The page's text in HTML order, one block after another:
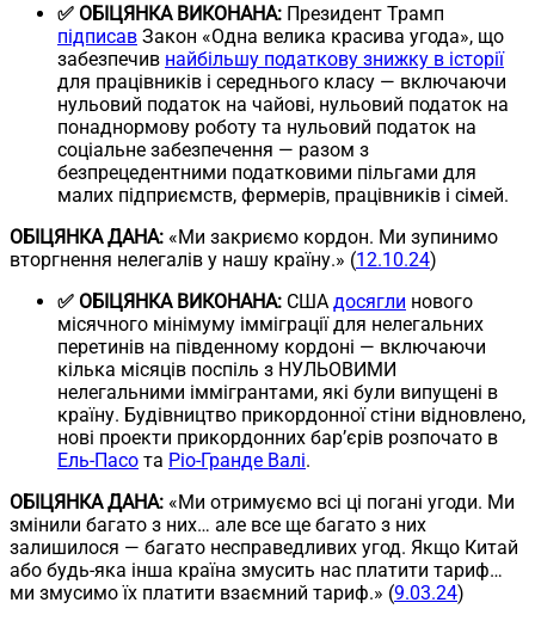
✅ ОБІЦЯНКА ВИКОНАНА: Президент Трамп
підписав Закон «Одна велика красива угода», що
забезпечив найбільшу податкову знижку в історії
для працівників і середнього класу — включаючи
нульовий податок на чайові, нульовий податок на
понаднормову роботу та нульовий податок на
соціальне забезпечення — разом з
безпрецедентними податковими пільгами для
малих підприємств, фермерів, працівників і сімей.
ОБІЦЯНКА ДАНА: «Ми закриємо кордон. Ми зупинимо
вторгнення нелегалів у нашу країну.» (12.10.24)
✅ ОБІЦЯНКА ВИКОНАНА: США досягли нового
місячного мінімуму імміграції для нелегальних
перетинів на південному кордоні — включаючи
кілька місяців поспіль з НУЛЬОВИМИ
нелегальними іммігрантами, які були випущені в
країну. Будівництво прикордонної стіни відновлено,
нові проекти прикордонних бар’єрів розпочато в
Ель-Пасо та Ріо-Гранде Валі.
ОБІЦЯНКА ДАНА: «Ми отримуємо всі ці погані угоди. Ми
змінили багато з них… але все ще багато з них
залишилося — багато несправедливих угод. Якщо Китай
або будь-яка інша країна змусить нас платити тариф…
ми змусимо їх платити взаємний тариф.» (9.03.24)